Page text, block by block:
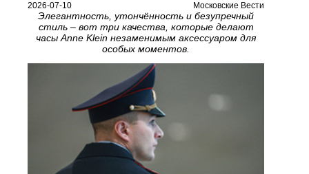
2026-07-10 Московские Вести
Элегантность, утончённость и безупречный
стиль – вот три качества, которые делают
часы Anne Klein незаменимым аксессуаром для
особых моментов.